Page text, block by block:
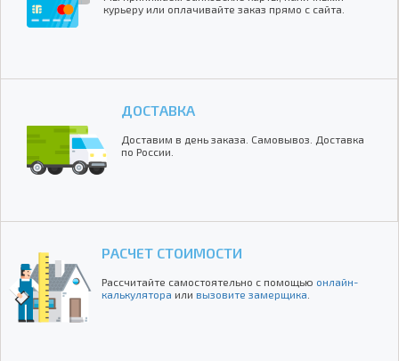
курьеру или оплачивайте заказ прямо с сайта.
ДОСТАВКА
Доставим в день заказа. Самовывоз. Доставка
по России.
РАСЧЕТ СТОИМОСТИ
Рассчитайте самостоятельно с помощью онлайн-
калькулятора или вызовите замерщика